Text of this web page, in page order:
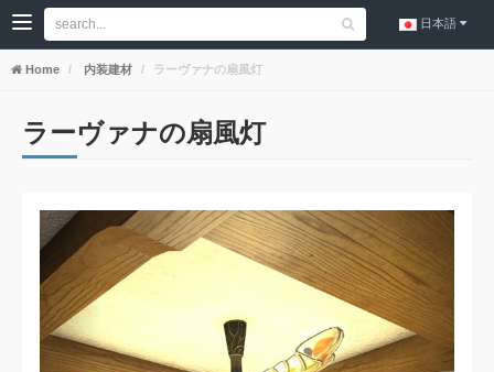
日本語
Home 内装建材 ラーヴァナの扇風灯
ラーヴァナの扇風灯